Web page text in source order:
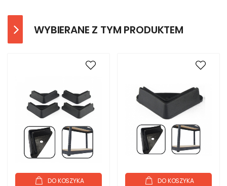
WYBIERANE Z TYM PRODUKTEM
DO KOSZYKA DO KOSZYKA